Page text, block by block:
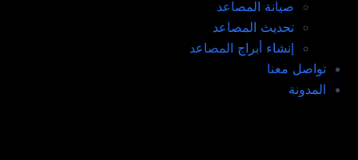
صيانة المصاعد​
تحديث المصاعد​
إنشاء أبراج المصاعد​
تواصل معنا
المدونة